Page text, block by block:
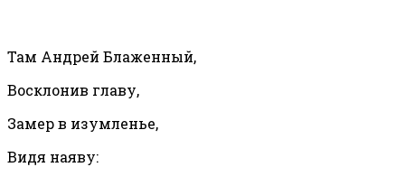
Там Андрей Блаженный,
Восклонив главу,
Замер в изумленье,
Видя наяву: